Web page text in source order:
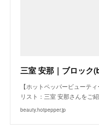
【ホットペッパービューテ
リスト：三室 安那さんをご
beauty.hotpepper.jp